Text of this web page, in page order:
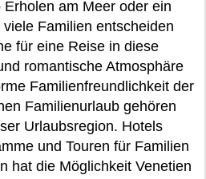
am Meer oder ein
Familien entscheiden
für eine Reise in diese
romantische Atmosphäre
Familienfreundlichkeit der
Familienurlaub gehören
Urlaubsregion. Hotels
und Touren für Familien
hat die Möglichkeit Venetien